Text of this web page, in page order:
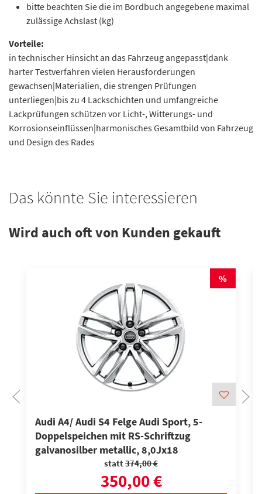
bitte beachten Sie die im Bordbuch angegebene maximal
zulässige Achslast (kg)
Vorteile:
in technischer Hinsicht an das Fahrzeug angepasst|dank
harter Testverfahren vielen Herausforderungen
gewachsen|Materialien, die strengen Prüfungen
unterliegen|bis zu 4 Lackschichten und umfangreiche
Lackprüfungen schützen vor Licht-, Witterungs- und
Korrosionseinflüssen|harmonisches Gesamtbild von Fahrzeug
und Design des Rades
Das könnte Sie interessieren
Wird auch oft von Kunden gekauft
%
Audi A4/ Audi S4 Felge Audi Sport, 5-
Doppelspeichen mit RS-Schriftzug
galvanosilber metallic, 8,0Jx18
statt374,00 €
350,00 €